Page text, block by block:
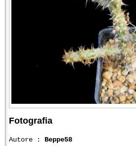
Fotografia
Autore : Beppe58